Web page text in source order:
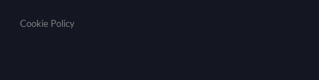
Cookie Policy